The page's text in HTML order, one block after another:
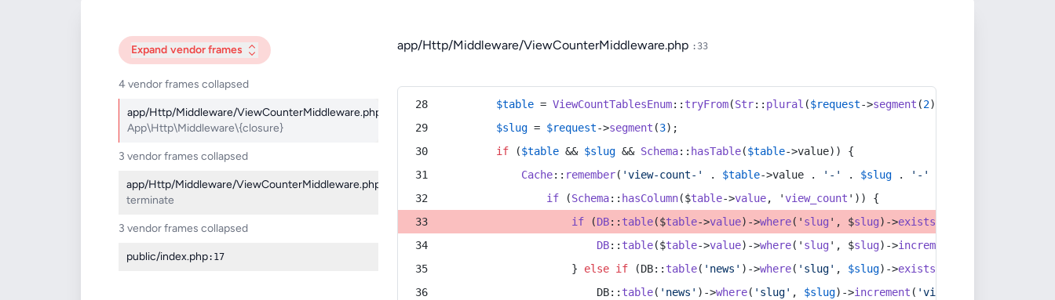
Expand vendor frames
4 vendor frames collapsed
app/Http/Middleware/ViewCounterMiddleware.php
App\Http\Middleware\{closure}
3 vendor frames collapsed
app/Http/Middleware/ViewCounterMiddleware.php
terminate
3 vendor frames collapsed
public/index.php:17
app/Http/Middleware/ViewCounterMiddleware.php :33
$table = ViewCountTablesEnum:: tryFrom(Str:: plural ($request->segment (2)));
$slug = $request->segment (3);
if ($table && $slug && Schema:: hasTable($table->value)) {
Cache:: remember( 'view-count-' . $table->value . '-' . $slug . '-'
if (Schema:: hasColumn($table->value, 'view_count ')) {
if (DB:: table($table->value)->where(' slug ', $slug)->exists
DB:: table($table->value)->where(' slug', $slug)->increment
                    }
else if (DB:: table( 'news' )->where( 'slug' , $slug)->exists
                        DB::
table( 'news' )->where( 'slug' , $slug)->increment ( 'view_count'